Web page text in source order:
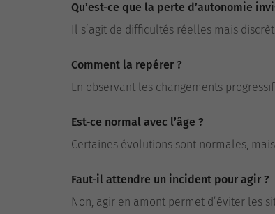
Qu’est-ce que la perte d’autonomie
Il s’agit de difficultés réelles mais
Comment la repérer ?
En observant les changements
Est-ce normal avec l’âge ?
Certaines évolutions sont normales,
Faut-il attendre un incident pour agir ?
Non, agir en amont permet d’éviter les